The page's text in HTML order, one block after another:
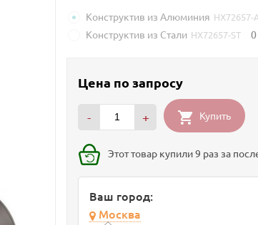
Конструктив из Алюминия HX72657-
Конструктив из Стали HX72657-ST
Цена по запросу
- + Купить
Этот товар купили 9 раз за
Ваш город:
Москва